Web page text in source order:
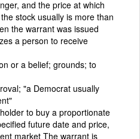
and the price at which
stock usually is more than
the warrant was issued
a person to receive
or a belief; grounds; to
"a Democrat usually
to buy a proportionate
future date and price,
market The warrant is